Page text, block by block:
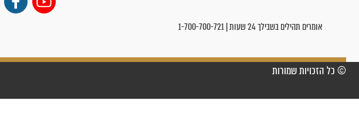
אומרים תהילים בשבילך 24 שעות | 1-700-700-721
© כל הזכויות שמורות